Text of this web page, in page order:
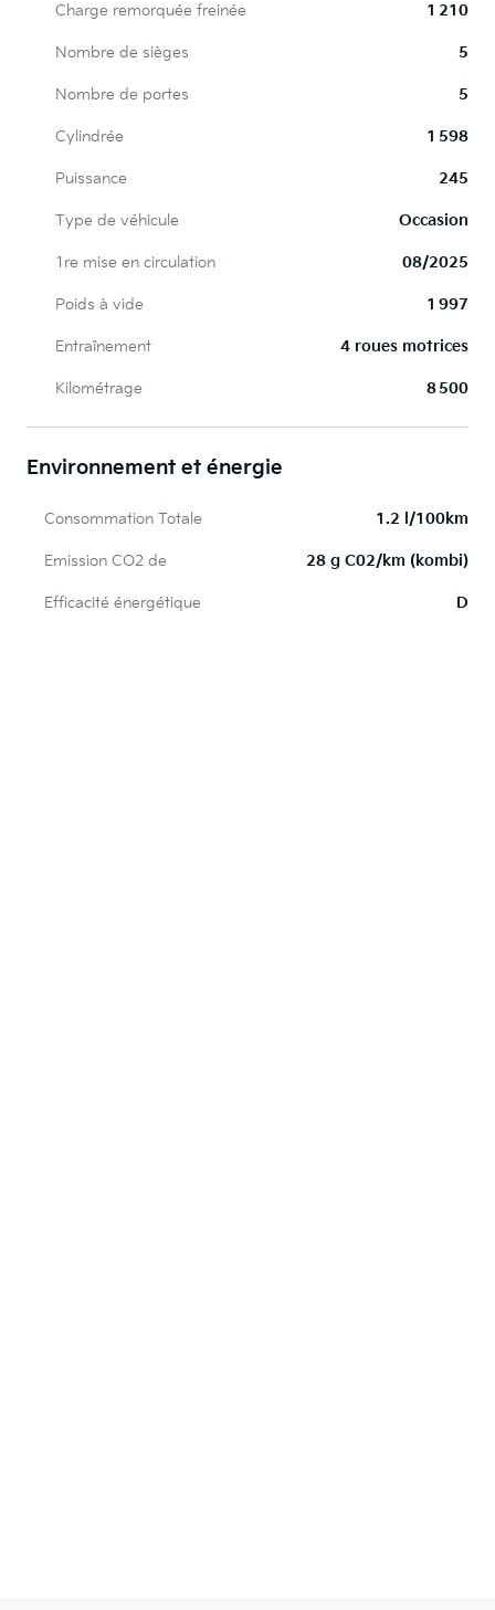
Charge remorquée freinée 1 210
Nombre de sièges 5
Nombre de portes 5
Cylindrée 1 598
Puissance 245
Type de véhicule Occasion
1re mise en circulation 08/2025
Poids à vide 1 997
Entraînement 4 roues motrices
Kilométrage 8 500
Environnement et énergie
Consommation Totale 1.2 l/100km
Emission CO2 de 28 g C02/km (kombi)
Efficacité énergétique D